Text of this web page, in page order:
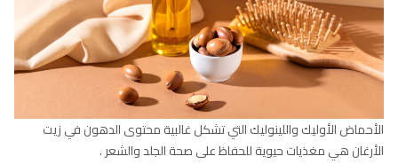
الأحماض الأوليك واللينوليك التي تشكل غالبية محتوى الدهون في زيت
الأرغان هي مغذيات حيوية للحفاظ على صحة الجلد والشعر .